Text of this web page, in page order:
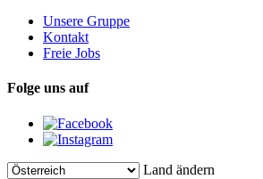
Unsere Gruppe
Kontakt
Freie Jobs
Folge uns auf
Land ändern